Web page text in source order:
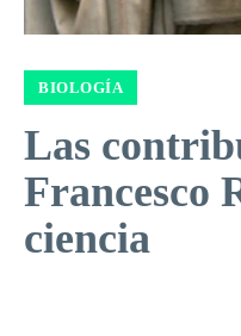
BIOLOGÍA
Las
Francesco
ciencia